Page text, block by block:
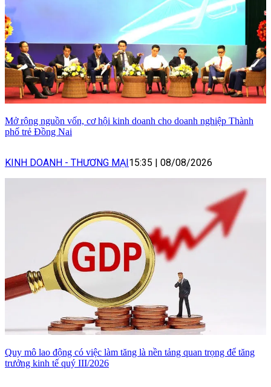
Mở rộng nguồn vốn, cơ hội kinh doanh cho doanh nghiệp Thành
phố trẻ Đồng Nai
KINH DOANH - THƯƠNG MẠI15:35 | 08/08/2026
Quy mô lao động có việc làm tăng là nền tảng quan trọng để tăng
trưởng kinh tế quý III/2026